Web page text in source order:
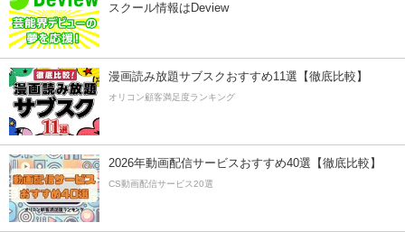
スクール情報はDeview
漫画読み放題サブスクおすすめ11選【徹底比較】
オリコン顧客満足度ランキング
2026年動画配信サービスおすすめ40選【徹底比較】
CS動画配信サービス20選